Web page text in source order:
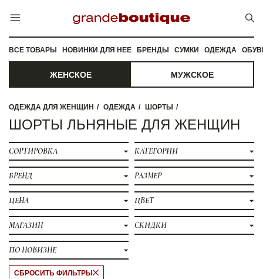
ВСЕ ТОВАРЫ НОВИНКИ ДЛЯ НЕЕ БРЕНДЫ СУМКИ ОДЕЖДА
ЖЕНСКОЕ МУЖСКОЕ
ОДЕЖДА ДЛЯ ЖЕНЩИН ОДЕЖДА ШОРТЫ
ШОРТЫ ЛЬНЯНЫЕ ДЛЯ ЖЕНЩИН
СОРТИРОВКА КАТЕГОРИИ
БРЕНД РАЗМЕР
ЦЕНА ЦВЕТ
МАГАЗИН СКИДКИ
ПО НОВИЗНЕ
СБРОСИТЬ ФИЛЬТРЫ